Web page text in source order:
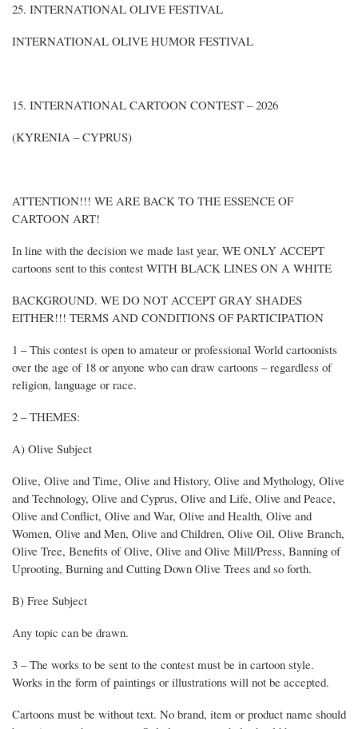
25. INTERNATIONAL OLIVE FESTIVAL
INTERNATIONAL OLIVE HUMOR FESTIVAL
15. INTERNATIONAL CARTOON CONTEST – 2026
(KYRENIA – CYPRUS)
ATTENTION!!! WE ARE BACK TO THE ESSENCE OF
CARTOON ART!
In line with the decision we made last year, WE ONLY ACCEPT
cartoons sent to this contest WITH BLACK LINES ON A WHITE
BACKGROUND. WE DO NOT ACCEPT GRAY SHADES
EITHER!!! TERMS AND CONDITIONS OF PARTICIPATION
1 – This contest is open to amateur or professional World cartoonists
over the age of 18 or anyone who can draw cartoons – regardless of
religion, language or race.
2 – THEMES:
A) Olive Subject
Olive, Olive and Time, Olive and History, Olive and Mythology, Olive
and Technology, Olive and Cyprus, Olive and Life, Olive and Peace,
Olive and Conflict, Olive and War, Olive and Health, Olive and
Women, Olive and Men, Olive and Children, Olive Oil, Olive Branch,
Olive Tree, Benefits of Olive, Olive and Olive Mill/Press, Banning of
Uprooting, Burning and Cutting Down Olive Trees and so forth.
B) Free Subject
Any topic can be drawn.
3 – The works to be sent to the contest must be in cartoon style.
Works in the form of paintings or illustrations will not be accepted.
Cartoons must be without text. No brand, item or product name should